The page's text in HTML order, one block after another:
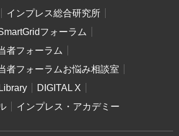
インプレス総合研究所
フォーラム
者フォーラム
者フォーラムお悩み相談室
DIGITAL X
インプレス・アカデミー